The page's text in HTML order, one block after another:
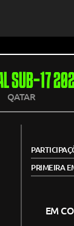
SUB-17
QATAR
PRIMEIRA
EM